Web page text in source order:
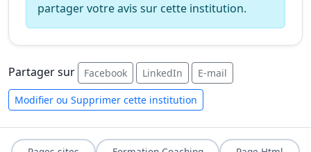
partager votre avis sur cette institution.
Partager sur Facebook LinkedIn E-mail
Modifier ou Supprimer cette institution